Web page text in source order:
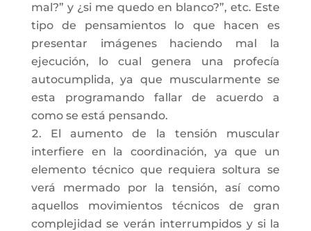
mal?” y ¿si me quedo en blanco?”, etc. Este
tipo de pensamientos lo que hacen es
presentar imágenes haciendo mal la
ejecución, lo cual genera una profecía
autocumplida, ya que muscularmente se
esta programando fallar de acuerdo a
como se está pensando.
El aumento de la tensión muscular
interfiere en la coordinación, ya que un
elemento técnico que requiera soltura se
verá mermado por la tensión, así como
aquellos movimientos técnicos de gran
complejidad se verán interrumpidos y si la